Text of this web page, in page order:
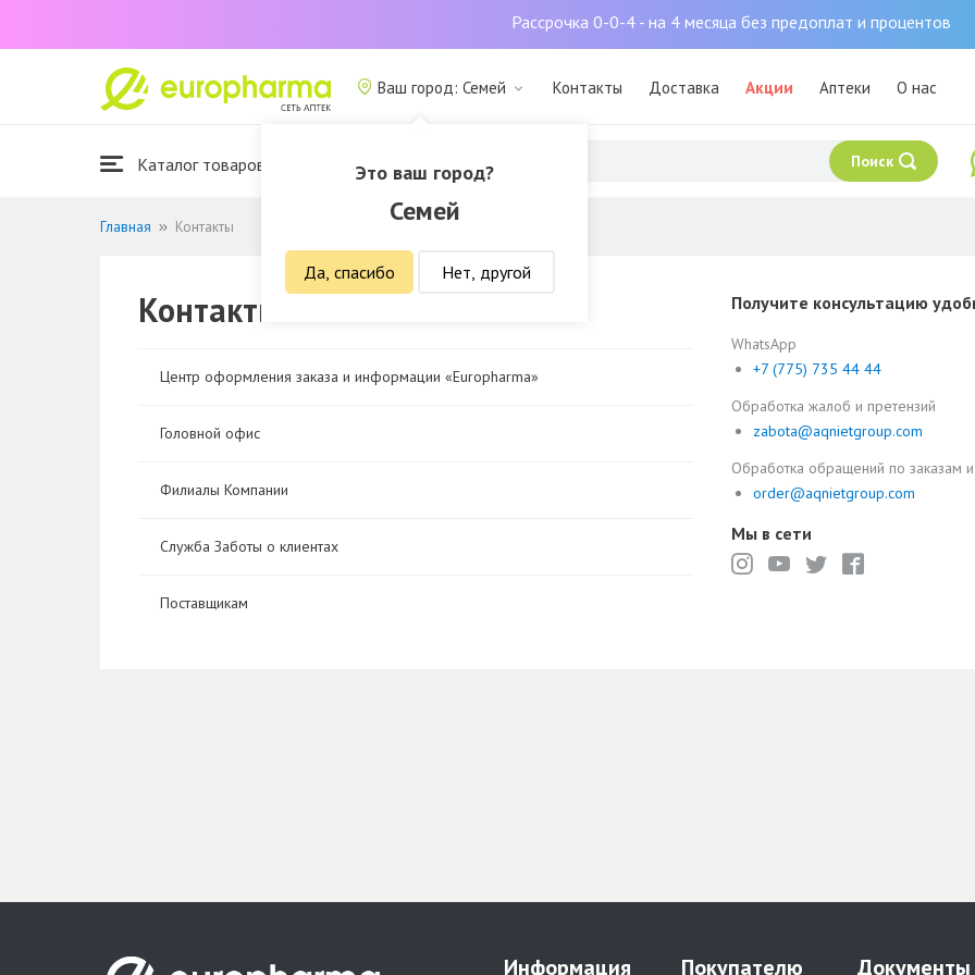
Рассрочка 0-0-4 - на 4 месяца без предоплат и процентов
Ваш город: Семей
Это ваш город?
Семей
Да, спасибо Нет, другой
Контакты Доставка Акции Аптеки О нас
Каталог товаров Поиск
Главная Контакты
Контакты
Центр оформления заказа и информации «Europharma»
Головной офис
Филиалы Компании
Служба Заботы о клиентах
Поставщикам
Получите консультацию
WhatsApp
+7 (775) 735 44 44
Обработка жалоб и претензий
zabota@aqnietgroup.com
Обработка обращений по заказам и
order@aqnietgroup.com
Мы в сети
Информация Покупателю Документы